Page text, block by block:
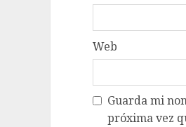
Web
Guarda mi
próxima vez